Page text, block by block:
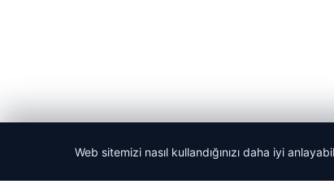
© 2026 Yerel Vakti – Güncel Haberler
Web sitemizi nasıl kullandığınızı daha iyi